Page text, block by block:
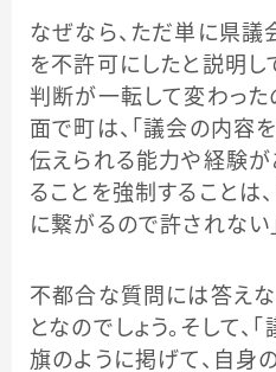
なぜなら、ただ単に県議
を不許可にしたと説明し
判断が一転して変わった
面で町は、「議会の内容
伝えられる能力や経験が
ることを強制することは
に繋がるので許されない
不都合な質問には答えな
となのでしょう。そして、
旗のように掲げて、自身